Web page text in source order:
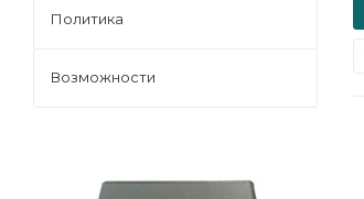
Политика
Возможности